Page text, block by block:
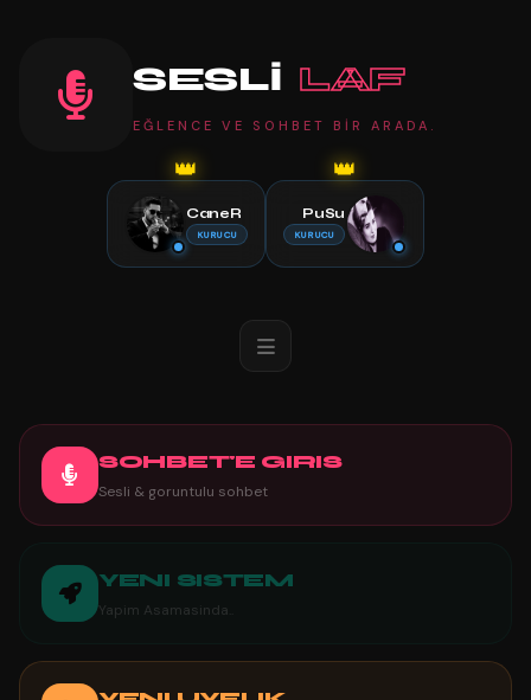
SESLİ LAF
EĞLENCE VE SOHBET BIR ARADA.
👑
CaneR
KURUCU
👑
PuSu
KURUCU
SOHBET'E GIRIS
Sesli & goruntulu sohbet
YENI SISTEM
Yapim Asamasinda..